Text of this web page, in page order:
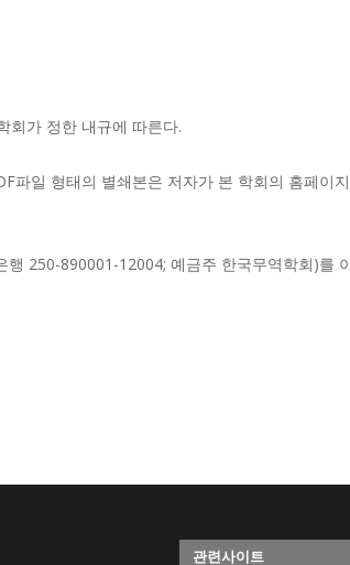
회가 정한 내규에 따른다.
파일 형태의 별쇄본은 저자가 본 학회의 홈페이
250-890001-12004; 예금주 한국무역학회)를
관련사이트